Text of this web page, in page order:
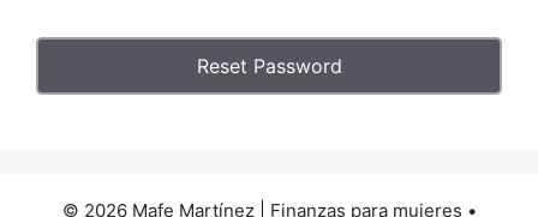
© 2026 Mafe Martínez | Finanzas para mujeres •